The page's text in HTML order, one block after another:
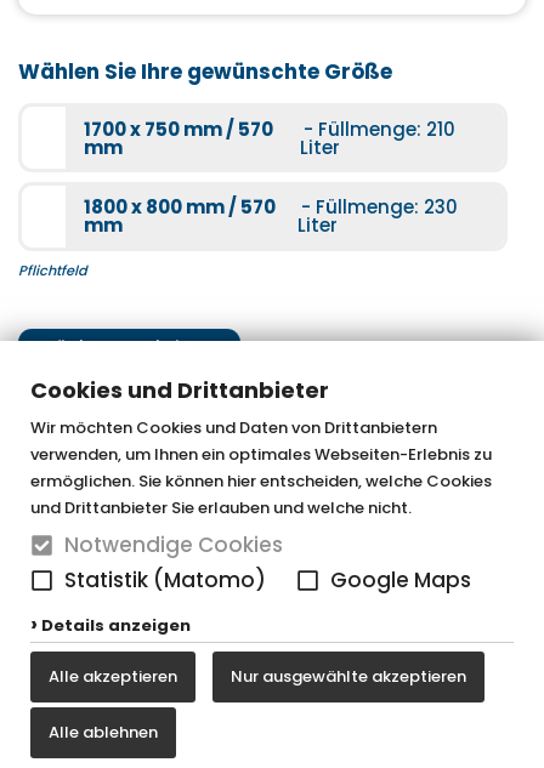
Cookies und Drittanbieter
Wir möchten Cookies und Daten von Drittanbietern
verwenden, um Ihnen ein optimales Webseiten-Erlebnis zu
ermöglichen. Sie können hier entscheiden, welche Cookies
und Drittanbieter Sie erlauben und welche nicht.
Notwendige Cookies
Statistik (Matomo)
Google Maps
Details anzeigen
Alle akzeptieren Nur ausgewählte akzeptieren
Alle ablehnen
Wählen Sie Ihre gewünschte Größe
1700 x 750 mm / 570
mm
- Füllmenge: 210
Liter
1800 x 800 mm / 570
mm
- Füllmenge: 230
Liter
Pflichtfeld
Nächster Schritt
OTTOFOND GmbH & Co. KG
Graf-Zeppelin-Straße 42
33181 Bad Wünnenberg-Haaren
Tel. 0 29 57 / 98 77 - 0
Fax 0 29 57 / 98 77 - 90
vertrieb@ottofond.de